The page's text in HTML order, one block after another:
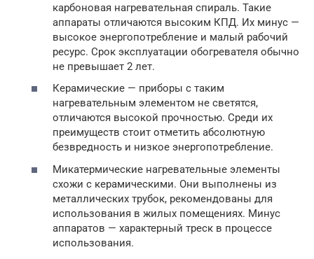
карбоновая нагревательная спираль. Такие
аппараты отличаются высоким КПД. Их минус —
высокое энергопотребление и малый рабочий
ресурс. Срок эксплуатации обогревателя обычно
не превышает 2 лет.
Керамические — приборы с таким
нагревательным элементом не светятся,
отличаются высокой прочностью. Среди их
преимуществ стоит отметить абсолютную
безвредность и низкое энергопотребление.
Микатермические нагревательные элементы
схожи с керамическими. Они выполнены из
металлических трубок, рекомендованы для
использования в жилых помещениях. Минус
аппаратов — характерный треск в процессе
использования.